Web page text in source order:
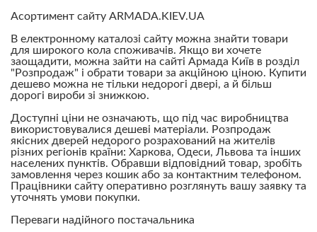
Асортимент сайту ARMADA.KIEV.UA
В електронному каталозі сайту можна знайти товари
для широкого кола споживачів. Якщо ви хочете
заощадити, можна зайти на сайті Армада Київ в розділ
"Розпродаж" і обрати товари за акційною ціною. Купити
дешево можна не тільки недорогі двері, а й більш
дорогі вироби зі знижкою.
Доступні ціни не означають, що під час виробництва
використовувалися дешеві матеріали. Розпродаж
якісних дверей недорого розрахований на жителів
різних регіонів країни: Харкова, Одеси, Львова та інших
населених пунктів. Обравши відповідний товар, зробіть
замовлення через кошик або за контактним телефоном.
Працівники сайту оперативно розглянуть вашу заявку та
уточнять умови покупки.
Переваги надійного постачальника